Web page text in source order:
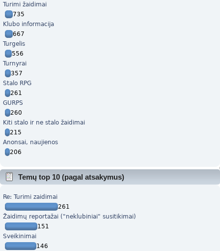
Turimi žaidimai
735
Klubo informacija
667
Turgelis
556
Turnyrai
357
Stalo RPG
261
GURPS
260
Kiti stalo ir ne stalo žaidimai
215
Anonsai, naujienos
206
Temų top 10 (pagal atsakymus)
Re: Turimi zaidimai
261
Žaidimų reportažai ("neklubiniai" susitikimai)
151
Sveikinimai
146